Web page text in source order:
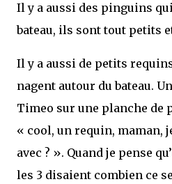
Il y a aussi des pinguins
bateau, ils sont tout petits
Il y a aussi de petits
nagent autour du bateau.
Timeo sur une planche de
« cool, un requin, maman,
avec ? ». Quand je pense
les 3 disaient combien ce